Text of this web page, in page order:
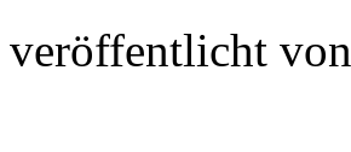
veröffentlicht von